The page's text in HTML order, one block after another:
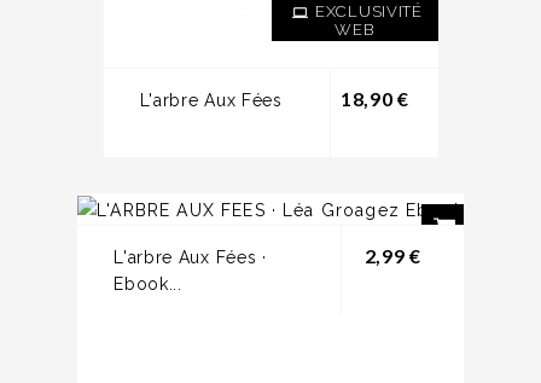
EXCLUSIVITÉ
WEB
L'arbre Aux Fées 18,90 €Prix
L'arbre Aux Fées ·
Ebook...
2,99 €